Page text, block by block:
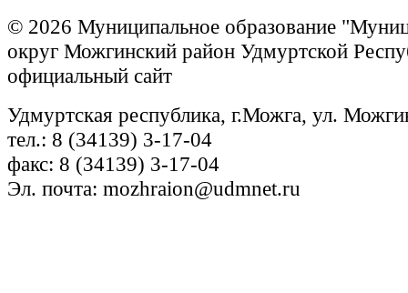
© 2026 Муниципальное образование
округ Можгинский район Удмуртской
официальный сайт
Удмуртская республика, г.Можга, ул.
тел.: 8 (34139) 3-17-04
факс: 8 (34139) 3-17-04
Эл. почта: mozhraion@udmnet.ru